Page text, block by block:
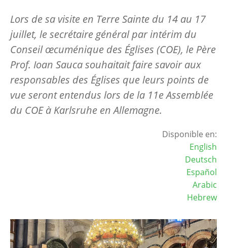
Lors de sa visite en Terre Sainte du 14 au 17
juillet, le secrétaire général par intérim du
Conseil œcuménique des Églises (COE), le Père
Prof. Ioan Sauca souhaitait faire savoir aux
responsables des Églises que leurs points de
vue seront entendus lors de la 11e Assemblée
du COE à Karlsruhe en Allemagne.
Disponible en:
English
Deutsch
Español
Arabic
Hebrew
Image